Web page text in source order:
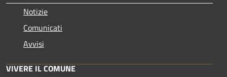
Notizie
Comunicati
Avvisi
VIVERE IL COMUNE